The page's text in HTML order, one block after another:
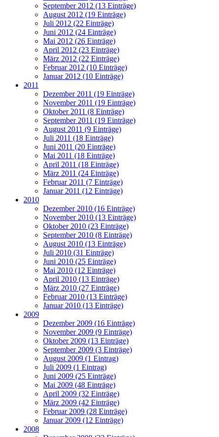
September 2012 (13 Einträge)
August 2012 (19 Einträge)
Juli 2012 (22 Einträge)
Juni 2012 (24 Einträge)
Mai 2012 (26 Einträge)
April 2012 (23 Einträge)
März 2012 (22 Einträge)
Februar 2012 (10 Einträge)
Januar 2012 (10 Einträge)
2011
Dezember 2011 (19 Einträge)
November 2011 (19 Einträge)
Oktober 2011 (8 Einträge)
September 2011 (19 Einträge)
August 2011 (9 Einträge)
Juli 2011 (18 Einträge)
Juni 2011 (20 Einträge)
Mai 2011 (18 Einträge)
April 2011 (18 Einträge)
März 2011 (24 Einträge)
Februar 2011 (7 Einträge)
Januar 2011 (12 Einträge)
2010
Dezember 2010 (16 Einträge)
November 2010 (13 Einträge)
Oktober 2010 (23 Einträge)
September 2010 (8 Einträge)
August 2010 (13 Einträge)
Juli 2010 (31 Einträge)
Juni 2010 (25 Einträge)
Mai 2010 (12 Einträge)
April 2010 (13 Einträge)
März 2010 (27 Einträge)
Februar 2010 (13 Einträge)
Januar 2010 (13 Einträge)
2009
Dezember 2009 (16 Einträge)
November 2009 (9 Einträge)
Oktober 2009 (13 Einträge)
September 2009 (3 Einträge)
August 2009 (1 Eintrag)
Juli 2009 (1 Eintrag)
Juni 2009 (25 Einträge)
Mai 2009 (48 Einträge)
April 2009 (32 Einträge)
März 2009 (42 Einträge)
Februar 2009 (28 Einträge)
Januar 2009 (12 Einträge)
2008